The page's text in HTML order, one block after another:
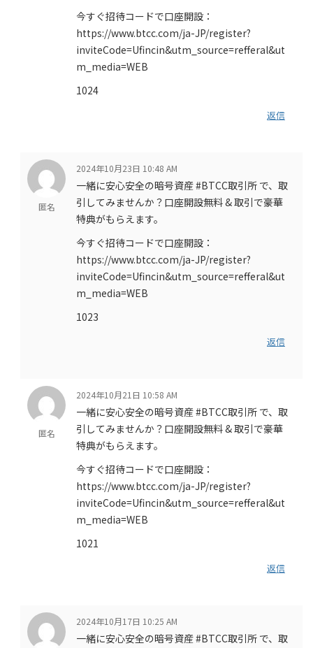
今すぐ招待コードで口座開設：
https://www.btcc.com/ja-JP/register?
inviteCode=Ufincin&utm_source=refferal&ut
m_media=WEB
1024
返信
匿名
2024年10月23日 10:48 AM
一緒に安心安全の暗号資産 #BTCC取引所 で、取
引してみませんか？口座開設無料 & 取引で豪華
特典がもらえます。
今すぐ招待コードで口座開設：
https://www.btcc.com/ja-JP/register?
inviteCode=Ufincin&utm_source=refferal&ut
m_media=WEB
1023
返信
匿名
2024年10月21日 10:58 AM
一緒に安心安全の暗号資産 #BTCC取引所 で、取
引してみませんか？口座開設無料 & 取引で豪華
特典がもらえます。
今すぐ招待コードで口座開設：
https://www.btcc.com/ja-JP/register?
inviteCode=Ufincin&utm_source=refferal&ut
m_media=WEB
1021
返信
2024年10月17日 10:25 AM
一緒に安心安全の暗号資産 #BTCC取引所 で、取